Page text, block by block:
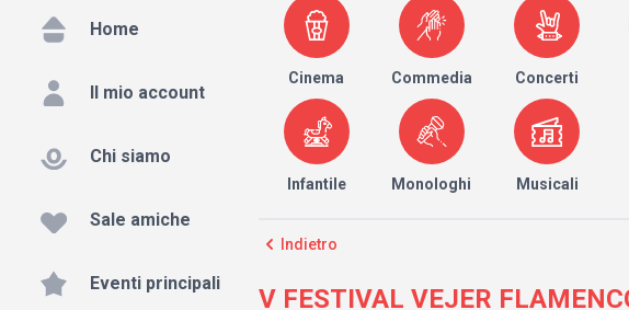
Home
Il mio account
Chi siamo
Sale amiche
Eventi principali
Cinema Commedia Concerti
Infantile Monologhi Musicali
Indietro
V FESTIVAL VEJER